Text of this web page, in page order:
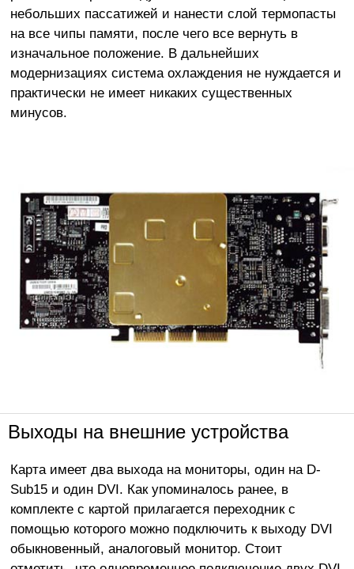
небольших пассатижей и нанести слой термопасты
на все чипы памяти, после чего все вернуть в
изначальное положение. В дальнейших
модернизациях система охлаждения не нуждается и
практически не имеет никаких существенных
минусов.
Выходы на внешние устройства
Карта имеет два выхода на мониторы, один на D-
Sub15 и один DVI. Как упоминалось ранее, в
комплекте с картой прилагается переходник с
помощью которого можно подключить к выходу DVI
обыкновенный, аналоговый монитор. Стоит